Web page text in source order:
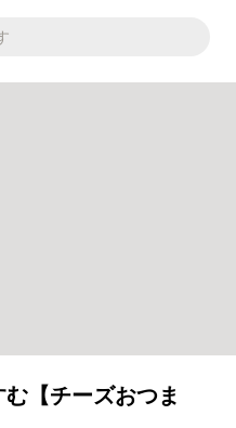
【チーズおつま